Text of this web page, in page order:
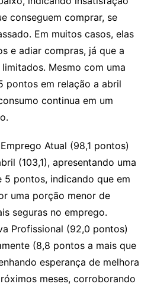
conseguem comprar, se
Em muitos casos, elas
e adiar compras, já que a
Mesmo com uma
pontos em relação a abril
continua em um
Atual (98,1 pontos)
(103,1), apresentando uma
pontos, indicando que em
uma porção menor de
seguras no emprego.
Profissional (92,0 pontos)
(8,8 pontos a mais que
esperança de melhora
meses, corroborando